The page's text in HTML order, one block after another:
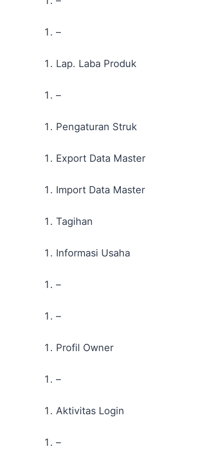
–
Lap. Laba Produk
–
Pengaturan Struk
Export Data Master
Import Data Master
Tagihan
Informasi Usaha
–
–
Profil Owner
–
Aktivitas Login
–